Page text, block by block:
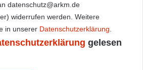
datenschutz@arkm.de
widerrufen werden. Weitere
in unserer Datenschutzerklärung.
gelesen